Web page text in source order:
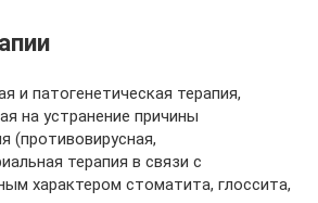
и патогенетическая терапия,
на устранение причины
(противовирусная,
терапия в связи с
характером стоматита, глоссита,